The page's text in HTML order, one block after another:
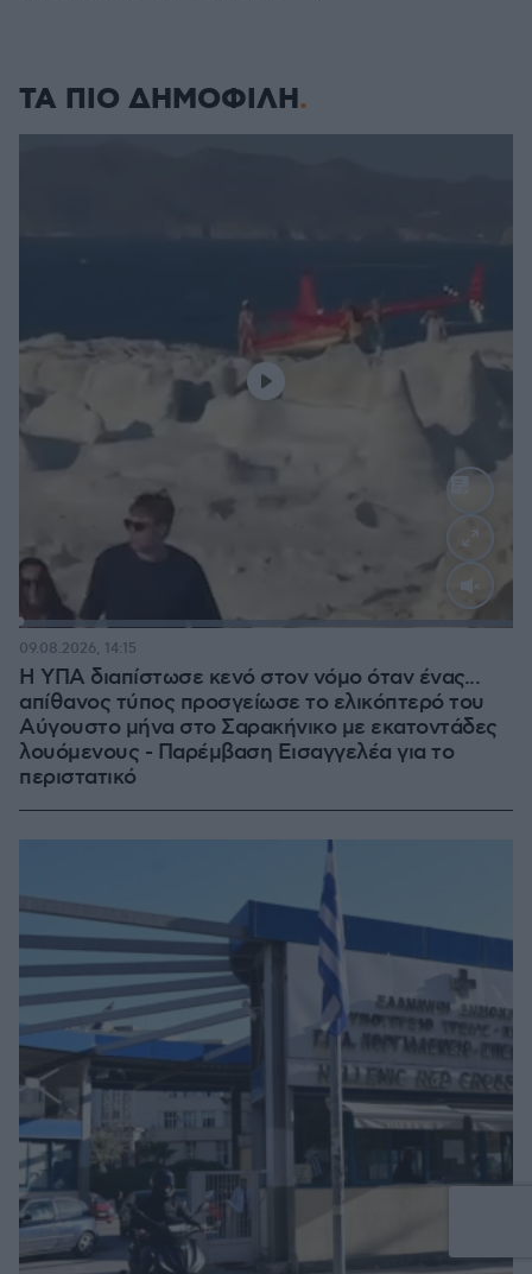
ΤΑ ΠΙΟ ΔΗΜΟΦΙΛΗ
:
Η ΥΠΑ διαπίστωσε κενό στον νόμο όταν ένας...
απίθανος τύπος προσγείωσε το ελικόπτερό του
Αύγουστο μήνα στο Σαρακήνικο με εκατοντάδες
λουόμενους - Παρέμβαση Εισαγγελέα για το
περιστατικό
09.08.2026, 14:15